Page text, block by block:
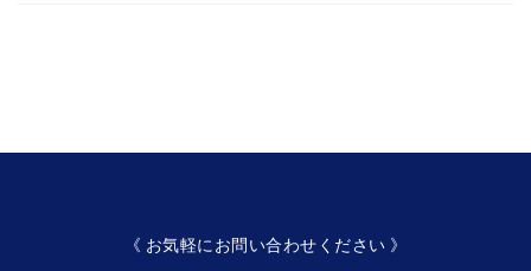
《 お気軽にお問い合わせください 》